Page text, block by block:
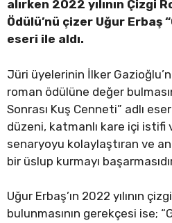
alırken 2022 yılının Çizgi
Ödülü’nü çizer Uğur Erbaş
eseri ile aldı.
Jüri üyelerinin İlker
roman ödülüne değer
Sonrası Kuş Cenneti” adlı
düzeni, katmanlı kare içi istifi
senaryoyu kolaylaştıran ve
bir üslup kurmayı
Uğur Erbaş’ın 2022 yılının
bulunmasının gerekçesi ise;